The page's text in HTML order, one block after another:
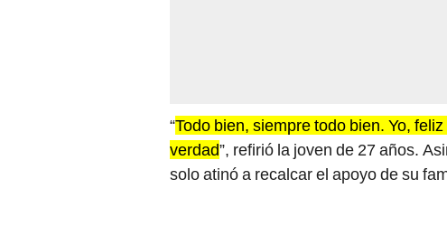
“Todo bien, siempre todo bien. Yo,
verdad”, refirió la joven de 27 años.
solo atinó a recalcar el apoyo de su